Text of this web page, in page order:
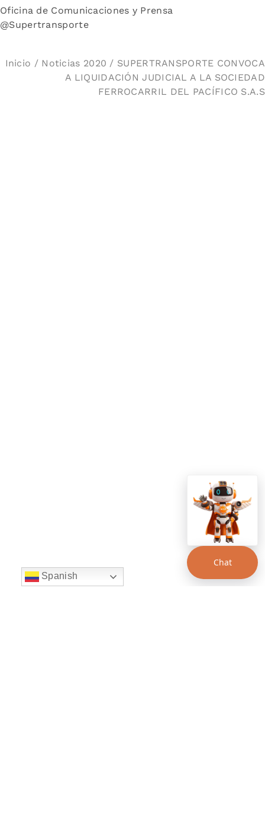
Oficina de Comunicaciones y Prensa
@Supertransporte
Inicio / Noticias 2020 / SUPERTRANSPORTE CONVOCA
A LIQUIDACIÓN JUDICIAL A LA SOCIEDAD
FERROCARRIL DEL PACÍFICO S.A.S
Spanish
Chat